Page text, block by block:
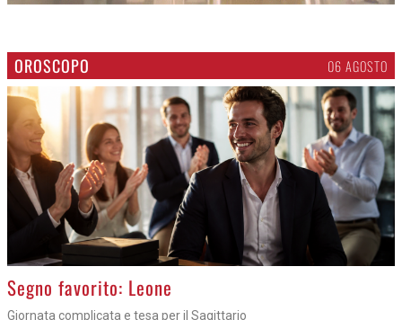
OROSCOPO 06 AGOSTO
>
Segno favorito: Leone
Giornata complicata e tesa per il Sagittario